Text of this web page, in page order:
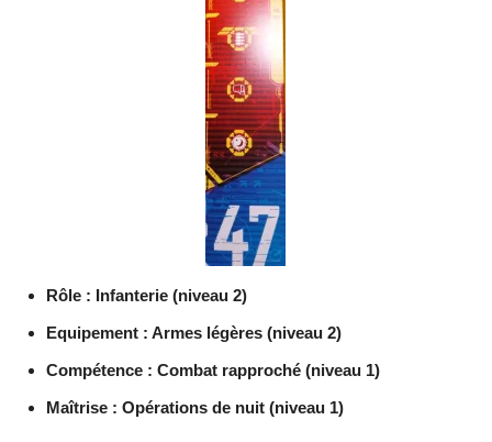
Rôle : Infanterie (niveau 2)
Equipement : Armes légères (niveau 2)
Compétence : Combat rapproché (niveau 1)
Maîtrise : Opérations de nuit (niveau 1)